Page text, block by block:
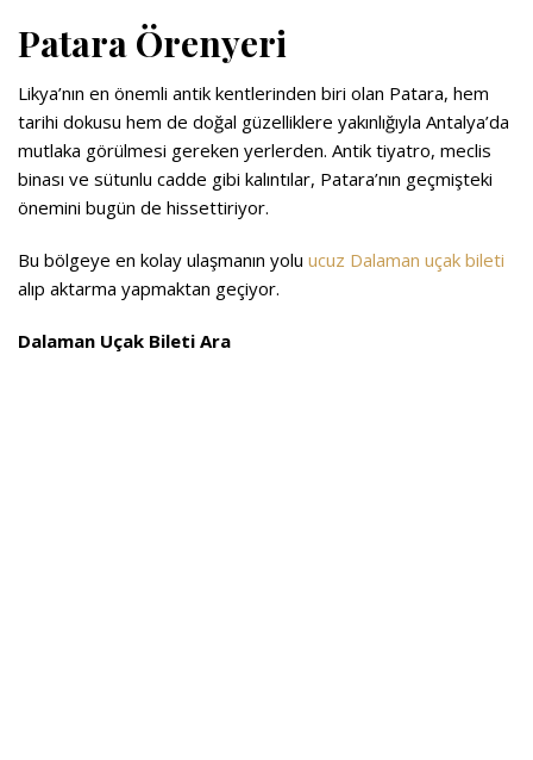
Patara Örenyeri
Likya’nın en önemli antik kentlerinden biri olan Patara, hem
tarihi dokusu hem de doğal güzelliklere yakınlığıyla Antalya’da
mutlaka görülmesi gereken yerlerden. Antik tiyatro, meclis
binası ve sütunlu cadde gibi kalıntılar, Patara’nın geçmişteki
önemini bugün de hissettiriyor.
Bu bölgeye en kolay ulaşmanın yolu ucuz Dalaman uçak bileti
alıp aktarma yapmaktan geçiyor.
Dalaman Uçak Bileti Ara